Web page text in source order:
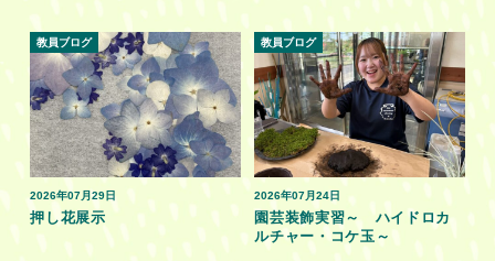
2026年07月29日
教員ブログ
押し花展示
2026年07月24日
教員ブログ
園芸装飾実習～ ハイドロカ
ルチャー・コケ玉～